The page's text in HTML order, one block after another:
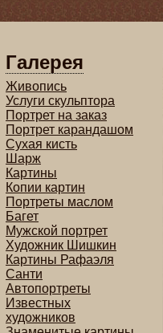
Галерея
Живопись
Услуги скульптора
Портрет на заказ
Портрет карандашом
Сухая кисть
Шарж
Картины
Копии картин
Портреты маслом
Багет
Мужской портрет
Художник Шишкин
Картины Рафаэля
Санти
Автопортреты
Известных
художников